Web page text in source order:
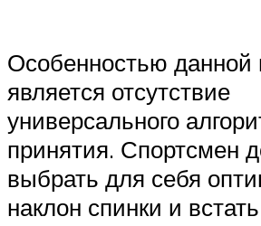
Особенностью данной
является отсутствие
универсального
принятия. Спортсмен
выбрать для себя
наклон спинки и